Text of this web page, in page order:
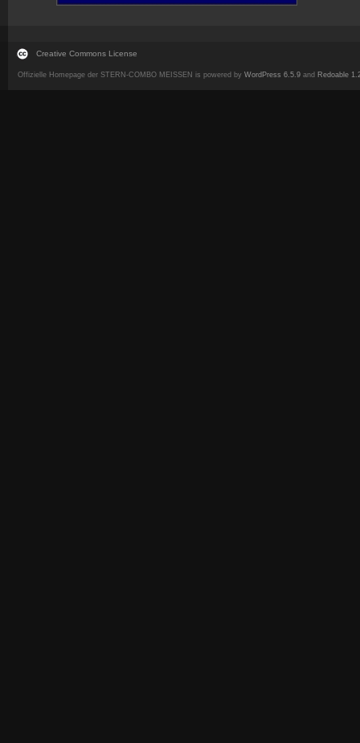
Creative Commons License
Offizielle Homepage der STERN-COMBO MEISSEN is powered by WordPress 6.5.9 and Redoable